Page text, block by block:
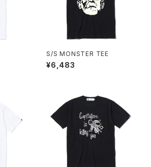
S/S MONSTER TEE
¥6,483